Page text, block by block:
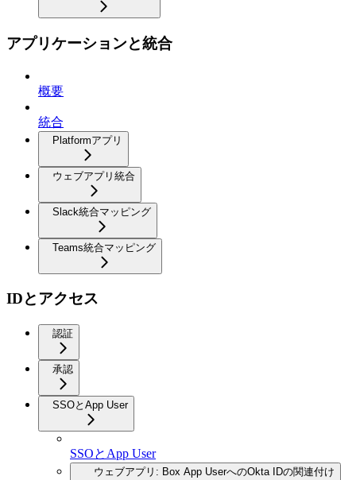
アプリケーションと統合
概要
統合
Platformアプリ
ウェブアプリ統合
Slack統合マッピング
Teams統合マッピング
IDとアクセス
認証
承認
SSOとApp User
SSOとApp User
ウェブアプリ: Box App UserへのOkta IDの関連付け